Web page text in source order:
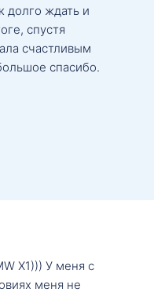
долго ждать и
спустя
счастливым
спасибо.
X1))) У меня с
меня не